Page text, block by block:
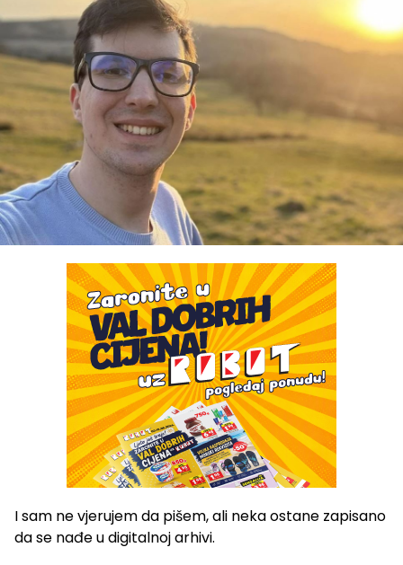
I sam ne vjerujem da pišem, ali neka ostane zapisano
da se nađe u digitalnoj arhivi.